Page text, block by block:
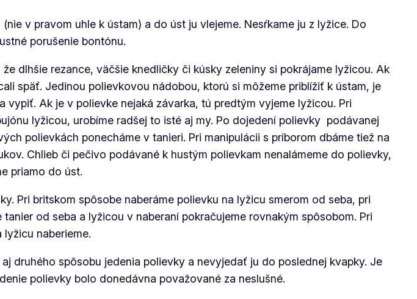
v pravom uhle k ústam) a do úst ju vlejeme. Nesŕkame ju z lyžice. Do
porušenie bontónu.
dlhšie rezance, väčšie knedličky či kúsky zeleniny si pokrájame lyžicou. Ak
späť. Jedinou polievkovou nádobou, ktorú si môžeme priblížiť k ústam, je
Ak je v polievke nejaká závarka, tú predtým vyjeme lyžicou. Pri
lyžicou, urobíme radšej to isté aj my. Po dojedení polievky podávanej
polievkách ponecháme v tanieri. Pri manipulácii s príborom dbáme tiež na
Chlieb či pečivo podávané k hustým polievkam nenalámeme do polievky,
priamo do úst.
Pri britskom spôsobe naberáme polievku na lyžicu smerom od seba, pri
od seba a lyžicou v naberaní pokračujeme rovnakým spôsobom. Pri
naberieme.
druhého spôsobu jedenia polievky a nevyjedať ju do poslednej kvapky. Je
polievky bolo donedávna považované za neslušné.